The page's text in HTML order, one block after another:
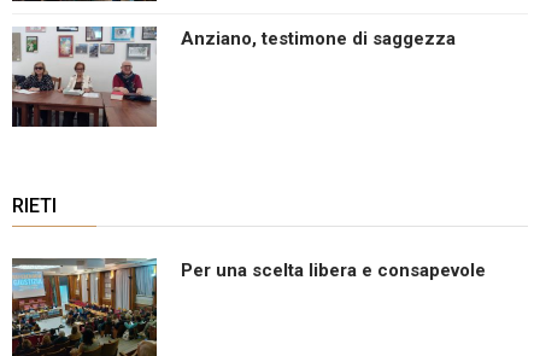
Anziano, testimone di saggezza
RIETI
Per una scelta libera e consapevole